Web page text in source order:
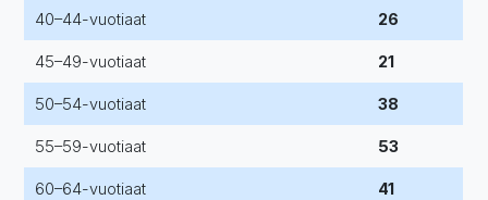
40–44-vuotiaat 26
45–49-vuotiaat 21
50–54-vuotiaat 38
55–59-vuotiaat 53
60–64-vuotiaat 41